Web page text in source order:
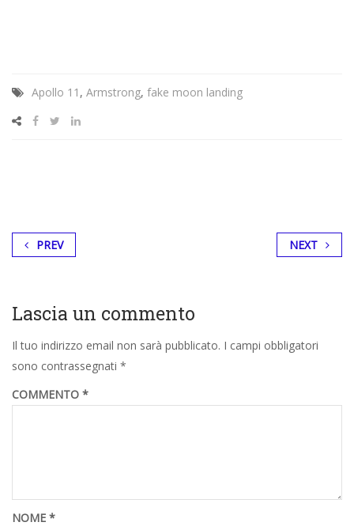
Apollo 11 , Armstrong, fake moon landing
PREV NEXT
Lascia un commento
Il tuo indirizzo email non sarà pubblicato. I campi obbligatori
sono contrassegnati *
COMMENTO *
NOME *